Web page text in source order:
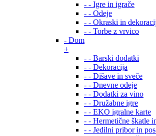
- - Igre in igrače
- - Odeje
- - Okraski in
- - Torbe z vrvico
- Dom
+
- - Barski dodatki
- - Dekoracija
- - Dišave in sveče
- - Dnevne odeje
- - Dodatki za vino
- - Družabne igre
- - EKO igralne karte
- - Hermetične škatle
- - Jedilni pribor in